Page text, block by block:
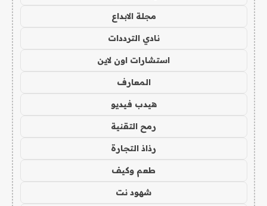
مجلة الابداع
نادي الترددات
استشارات اون لاين
المعارف
هيدب فيديو
رمح التقنية
رذاذ التجارة
طعم وكيف
شهود نت